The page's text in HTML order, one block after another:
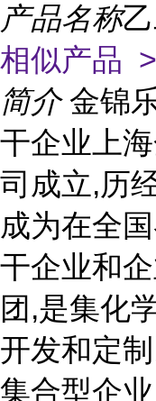
产品名称
相似产品 >
简介 金锦
干企业上
司成立,历
成为在全
干企业和
团,是集化
开发和定
集合型企